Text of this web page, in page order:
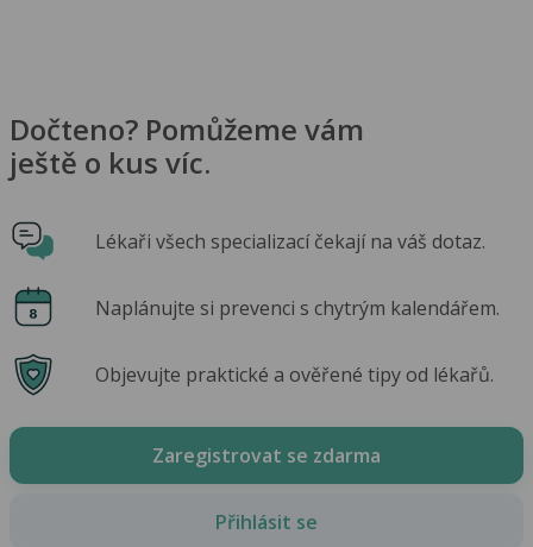
Dočteno? Pomůžeme vám
ještě o kus víc.
Lékaři všech specializací čekají na váš dotaz.
Naplánujte si prevenci s chytrým kalendářem.
Objevujte praktické a ověřené tipy od lékařů.
Zaregistrovat se zdarma
Přihlásit se